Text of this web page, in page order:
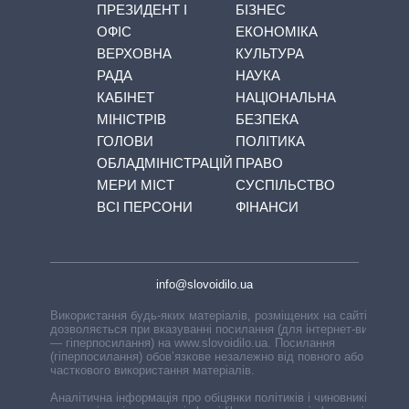
ПРЕЗИДЕНТ І
ОФІС
ВЕРХОВНА
РАДА
КАБІНЕТ
МІНІСТРІВ
ГОЛОВИ
ОБЛАДМІНІСТРАЦІЙ
МЕРИ МІСТ
ВСІ ПЕРСОНИ
БІЗНЕС
ЕКОНОМІКА
КУЛЬТУРА
НАУКА
НАЦІОНАЛЬНА
БЕЗПЕКА
ПОЛІТИКА
ПРАВО
СУСПІЛЬСТВО
ФІНАНСИ
info@slovoidilo.ua
Використання будь-яких матеріалів, розміщених на сайті,
дозволяється при вказуванні посилання (для інтернет-видань
— гіперпосилання) на www.slovoidilo.ua. Посилання
(гіперпосилання) обов’язкове незалежно від повного або
часткового використання матеріалів.
Аналітична інформація про обіцянки політиків і чиновників,